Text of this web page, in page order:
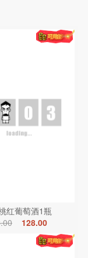
红葡萄酒1瓶
128.00